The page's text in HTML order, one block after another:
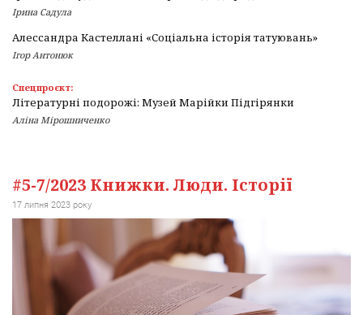
Ірина Садула
Алессандра Кастеллані «Соціальна історія татуювань»
Ігор Антонюк
Спецпроєкт:
Літературні подорожі: Музей Марійки Підгірянки
Аліна Мірошниченко
#5-7/2023 Книжки. Люди. Історії
17 липня 2023 року